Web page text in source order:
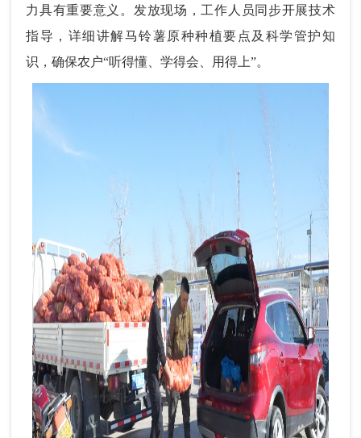
力具有重要意义。发放现场，工作人员同步开展技术
指导，详细讲解马铃薯原种种植要点及科学管护知
识，确保农户“听得懂、学得会、用得上”。